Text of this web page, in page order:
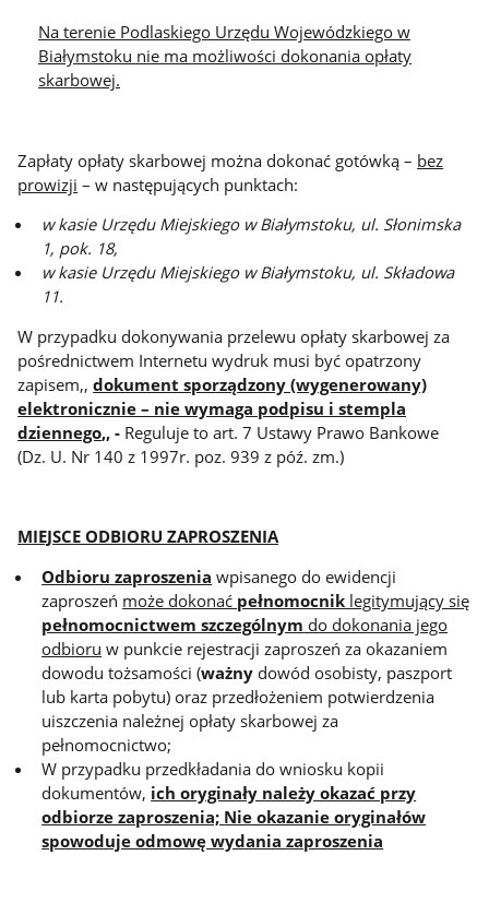
Na terenie Podlaskiego Urzędu Wojewódzkiego w
Białymstoku nie ma możliwości dokonania opłaty
skarbowej.
Zapłaty opłaty skarbowej można dokonać gotówką – bez
prowizji – w następujących punktach:
w kasie Urzędu Miejskiego w Białymstoku, ul. Słonimska
1, pok. 18,
w kasie Urzędu Miejskiego w Białymstoku, ul. Składowa
11.
W przypadku dokonywania przelewu opłaty skarbowej za
pośrednictwem Internetu wydruk musi być opatrzony
zapisem,,dokument sporządzony (wygenerowany)
elektronicznie – nie wymaga podpisu i stempla
dziennego,, - Reguluje to art. 7 Ustawy Prawo Bankowe
(Dz. U. Nr 140 z 1997r. poz. 939 z póź. zm.)
MIEJSCE ODBIORU ZAPROSZENIA
Odbioru zaproszenia wpisanego do ewidencji
zaproszeń może dokonać pełnomocnik legitymujący się
pełnomocnictwem szczególnym do dokonania jego
odbioru w punkcie rejestracji zaproszeń za okazaniem
dowodu tożsamości (ważny dowód osobisty, paszport
lub karta pobytu) oraz przedłożeniem potwierdzenia
uiszczenia należnej opłaty skarbowej za
pełnomocnictwo;
W przypadku przedkładania do wniosku kopii
dokumentów, ich oryginały należy okazać przy
odbiorze zaproszenia; Nie okazanie oryginałów
spowoduje odmowę wydania zaproszenia